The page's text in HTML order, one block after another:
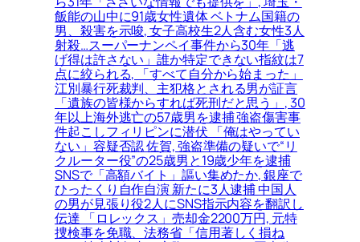
飯能の山中に91歳女性遺体 ベトナム国籍の
男、殺害を示唆, 女子高校生2人含む女性3人
射殺…スーパーナンペイ事件から30年「逃
げ得は許さない」誰か特定できない指紋は7
点に絞られる, 「すべて自分から始まった」
江別暴行死裁判、主犯格とされる男が証言
「遺族の皆様からすれば死刑だと思う」, 30
年以上海外逃亡の57歳男を逮捕 強盗傷害事
件起こしフィリピンに潜伏 「俺はやってい
ない」容疑否認 佐賀, 強盗準備の疑いで“リ
クルーター役”の25歳男と19歳少年を逮捕
SNSで「高額バイト」謳い集めたか, 銀座で
ひったくり自作自演 新たに3人逮捕 中国人
の男が見張り役2人にSNS指示内容を翻訳し
伝達 「ロレックス」売却金2200万円, 元特
捜検事を免職、法務省「信用著しく損ね